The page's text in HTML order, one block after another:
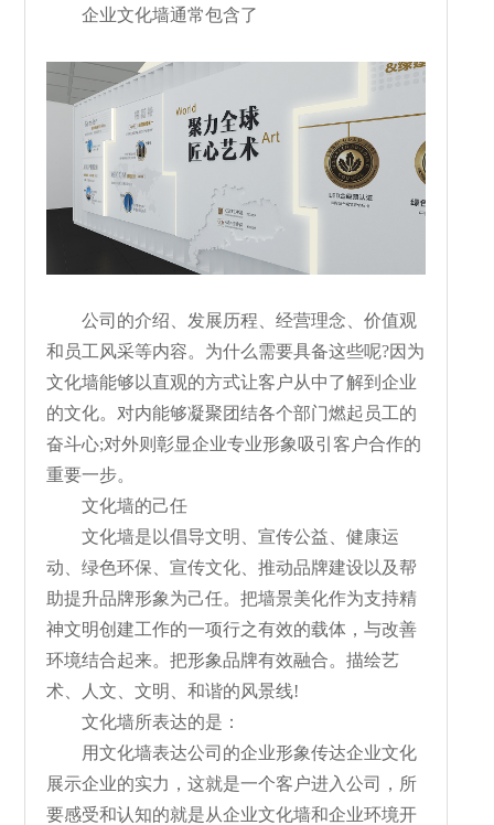
企业文化墙通常包含了
公司的介绍、发展历程、经营理念、价值观
和员工风采等内容。为什么需要具备这些呢?因为
文化墙能够以直观的方式让客户从中了解到企业
的文化。对内能够凝聚团结各个部门燃起员工的
奋斗心;对外则彰显企业专业形象吸引客户合作的
重要一步。
文化墙的己任
文化墙是以倡导文明、宣传公益、健康运
动、绿色环保、宣传文化、推动品牌建设以及帮
助提升品牌形象为己任。把墙景美化作为支持精
神文明创建工作的一项行之有效的载体，与改善
环境结合起来。把形象品牌有效融合。描绘艺
术、人文、文明、和谐的风景线!
文化墙所表达的是：
用文化墙表达公司的企业形象传达企业文化
展示企业的实力，这就是一个客户进入公司，所
要感受和认知的就是从企业文化墙和企业环境开